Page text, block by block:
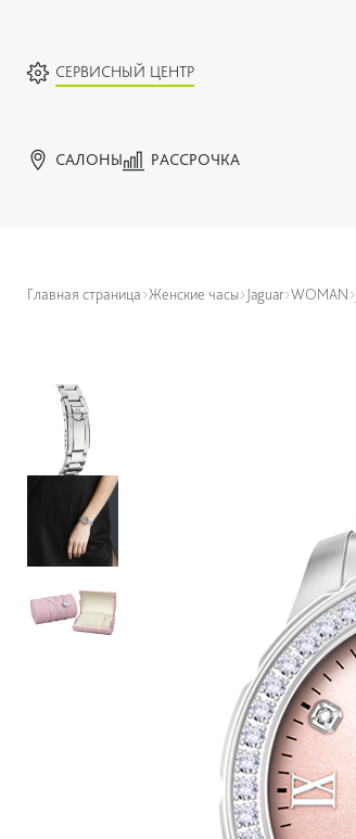
СЕРВИСНЫЙ ЦЕНТР
САЛОНЫ РАССРОЧКА
Главная страница Женские часы Jaguar WOMAN